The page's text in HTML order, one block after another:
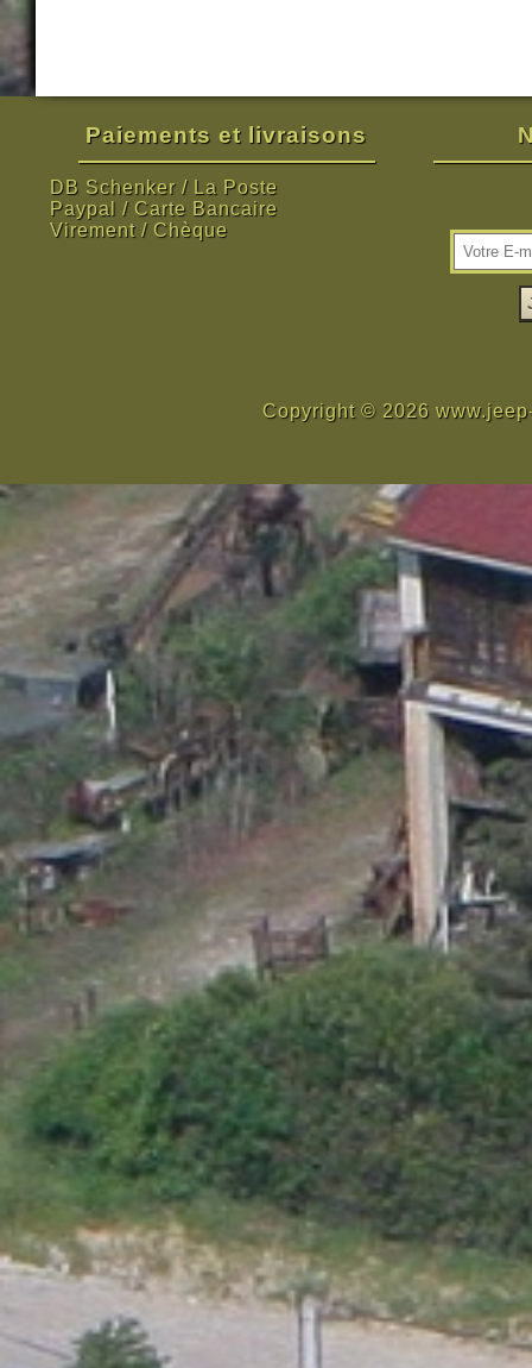
Paiements et livraisons
DB Schenker / La Poste
Paypal / Carte Bancaire
Virement / Chèque
Copyright © 2026